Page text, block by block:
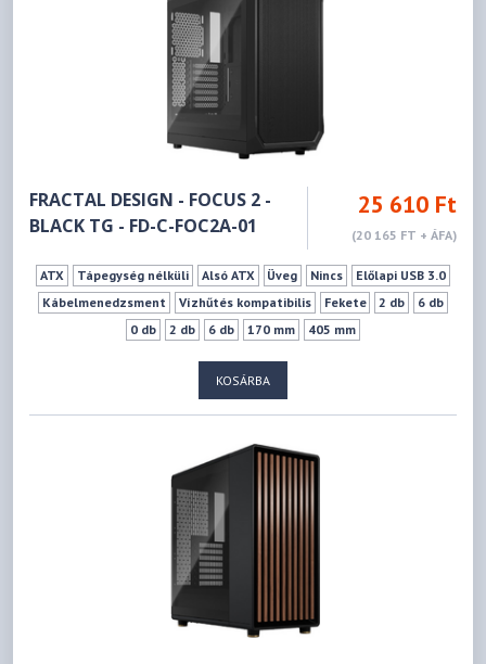
FRACTAL DESIGN - FOCUS 2 -
BLACK TG - FD-C-FOC2A-01
25 610 Ft
(20 165 FT + ÁFA)
ATX Tápegység nélküli Alsó ATX Üveg Nincs
Előlapi USB 3.0
Kábelmenedzsment
Vízhűtés kompatibilis Fekete 2 db
6 db
0 db
2 db 6 db 170 mm 405 mm
KOSÁRBA